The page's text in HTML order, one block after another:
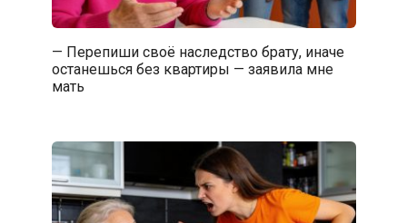
— Перепиши своё наследство брату, иначе
останешься без квартиры — заявила мне
мать